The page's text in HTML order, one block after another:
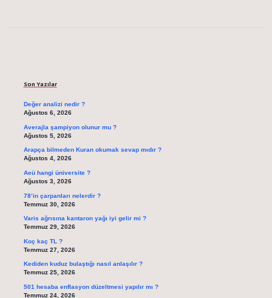
Son Yazılar
Değer analizi nedir ?
Ağustos 6, 2026
Averajla şampiyon olunur mu ?
Ağustos 5, 2026
Arapça bilmeden Kuran okumak sevap mıdır ?
Ağustos 4, 2026
Aeü hangi üniversite ?
Ağustos 3, 2026
78’in çarpanları nelerdir ?
Temmuz 30, 2026
Varis ağrısına kantaron yağı iyi gelir mi ?
Temmuz 29, 2026
Koç kaç TL ?
Temmuz 27, 2026
Kediden kuduz bulaştığı nasıl anlaşılır ?
Temmuz 25, 2026
501 hesaba enflasyon düzeltmesi yapılır mı ?
Temmuz 24, 2026